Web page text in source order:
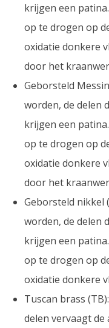
krijgen een
op te drogen op
oxidatie donkere
door het
Geborsteld
worden, de delen
krijgen een
op te drogen op
oxidatie donkere
door het
Geborsteld nikkel
worden, de delen
krijgen een
op te drogen op
oxidatie donkere
Tuscan brass
delen vervaagt